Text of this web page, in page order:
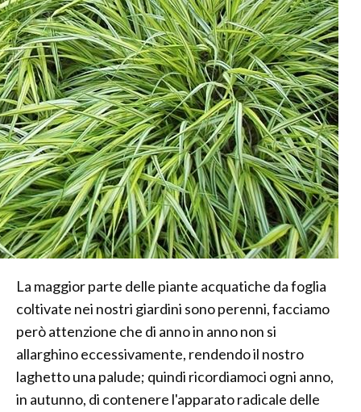
La maggior parte delle piante acquatiche da foglia
coltivate nei nostri giardini sono perenni, facciamo
però attenzione che di anno in anno non si
allarghino eccessivamente, rendendo il nostro
laghetto una palude; quindi ricordiamoci ogni anno,
in autunno, di contenere l'apparato radicale delle